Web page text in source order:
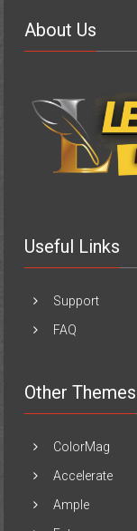
About Us
Useful Links
Support
FAQ
Other Themes
ColorMag
Accelerate
Ample